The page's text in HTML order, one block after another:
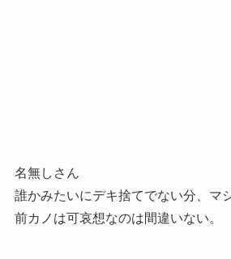
名無しさん
誰かみたいにデキ捨てでない分、マ
前カノは可哀想なのは間違いない。